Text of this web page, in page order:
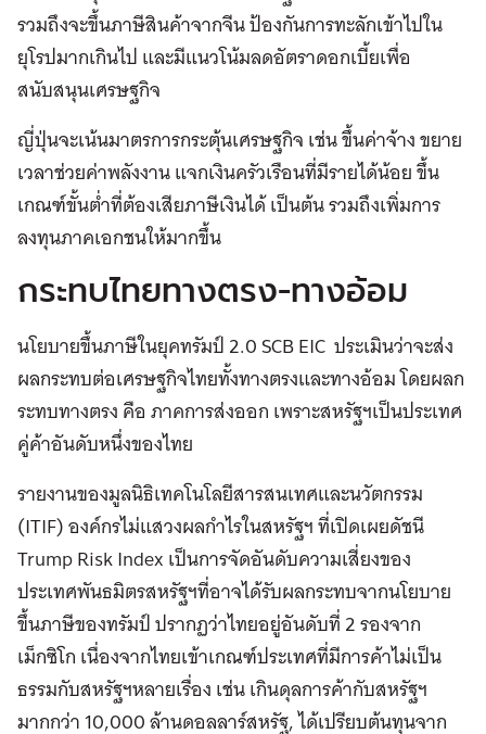
รวมถึงจะขึ้นภาษีสินค้าจากจีน ป้องกันการทะลักเข้าไปใน
ยุโรปมากเกินไป และมีแนวโน้มลดอัตราดอกเบี้ยเพื่อ
สนับสนุนเศรษฐกิจ
ญี่ปุ่นจะเน้นมาตรการกระตุ้นเศรษฐกิจ เช่น ขึ้นค่าจ้าง ขยาย
เวลาช่วยค่าพลังงาน แจกเงินครัวเรือนที่มีรายได้น้อย ขึ้น
เกณฑ์ขั้นต่ำที่ต้องเสียภาษีเงินได้ เป็นต้น รวมถึงเพิ่มการ
ลงทุนภาคเอกชนให้มากขึ้น
กระทบไทยทางตรง-ทางอ้อม
นโยบายขึ้นภาษีในยุคทรัมป์ 2.0 SCB EIC ประเมินว่าจะส่ง
ผลกระทบต่อเศรษฐกิจไทยทั้งทางตรงและทางอ้อม โดยผลก
ระทบทางตรง คือ ภาคการส่งออก เพราะสหรัฐฯเป็นประเทศ
คู่ค้าอันดับหนึ่งของไทย
รายงานของมูลนิธิเทคโนโลยีสารสนเทศและนวัตกรรม
(ITIF) องค์กรไม่แสวงผลกำไรในสหรัฐฯ ที่เปิดเผยดัชนี
Trump Risk Index เป็นการจัดอันดับความเสี่ยงของ
ประเทศพันธมิตรสหรัฐฯที่อาจได้รับผลกระทบจากนโยบาย
ขึ้นภาษีของทรัมป์ ปรากฏว่าไทยอยู่อันดับที่ 2 รองจาก
เม็กซิโก เนื่องจากไทยเข้าเกณฑ์ประเทศที่มีการค้าไม่เป็น
ธรรมกับสหรัฐฯหลายเรื่อง เช่น เกินดุลการค้ากับสหรัฐฯ
มากกว่า 10,000 ล้านดอลลาร์สหรัฐ, ได้เปรียบต้นทุนจาก